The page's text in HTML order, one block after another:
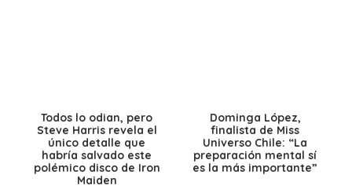
Todos lo odian, pero
Steve Harris revela el
único detalle que
habría salvado este
polémico disco de Iron
Maiden
Dominga López,
finalista de Miss
Universo Chile: “La
preparación mental sí
es la más importante”